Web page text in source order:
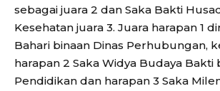
sebagai juara 2 dan Saka Bakti
Kesehatan juara 3. Juara harapan 1
Bahari binaan Dinas Perhubungan,
harapan 2 Saka Widya Budaya Bakti
Pendidikan dan harapan 3 Saka